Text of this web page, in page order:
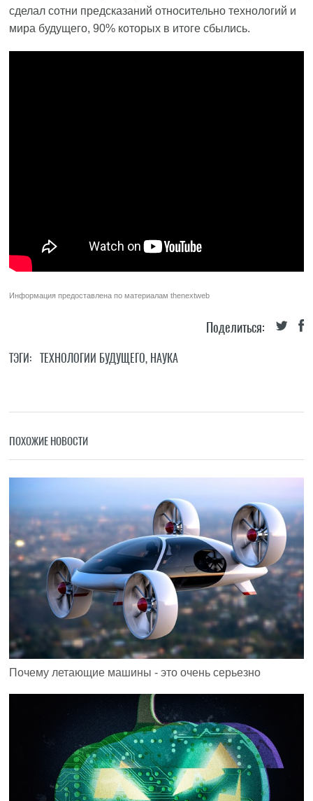
сделал сотни предсказаний относительно технологий и
мира будущего, 90% которых в итоге сбылись.
Информация предоставлена по материаламthenextweb
Поделиться:
ТЭГИ: ТЕХНОЛОГИИ БУДУЩЕГО, НАУКА
ПОХОЖИЕ НОВОСТИ
Почему летающие машины - это очень серьезно